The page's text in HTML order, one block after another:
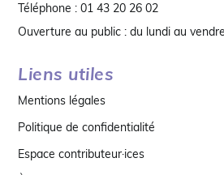
Téléphone : 01 43 20 26 02
Ouverture au public : du lundi au
Liens utiles
Mentions légales
Politique de confidentialité
Espace contributeur·ices